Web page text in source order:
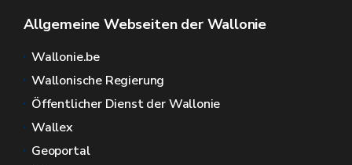
Allgemeine Webseiten der Wallonie
Wallonie.be
Wallonische Regierung
Öffentlicher Dienst der Wallonie
Wallex
Geoportal